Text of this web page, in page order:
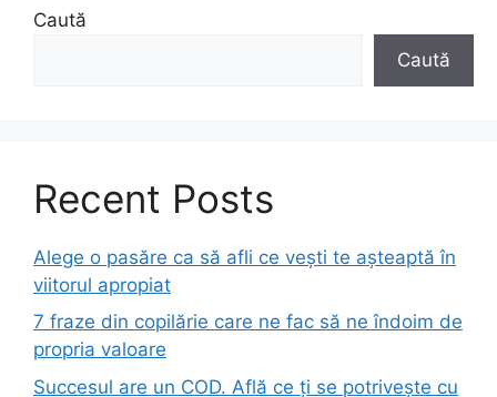
Caută
Caută
Recent Posts
Alege o pasăre ca să afli ce vești te așteaptă în
viitorul apropiat
7 fraze din copilărie care ne fac să ne îndoim de
propria valoare
Succesul are un COD. Află ce ți se potrivește cu